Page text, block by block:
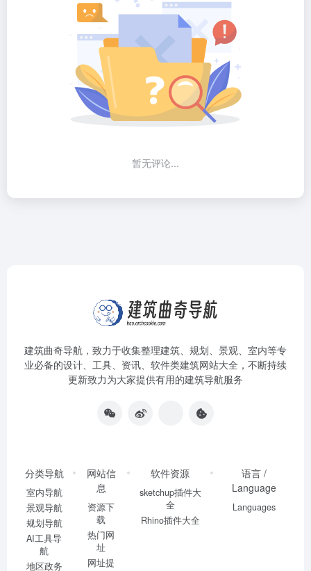
暂无评论...
建筑曲奇导航 ，致力于收集整理建筑、规划、景观、室内等专
业必备的设计、工具、资讯、软件类建筑网站大全，不断持续
更新致力为大家提供有用的建筑导航服务
分类导航
室内导航
景观导航
规划导航
AI工具导
航
地区政务
网站信
息
资源下
载
热门网
址
网址提
软件资源
sketchup插件大
全
Rhino插件大全
语言 /
Language
Languages